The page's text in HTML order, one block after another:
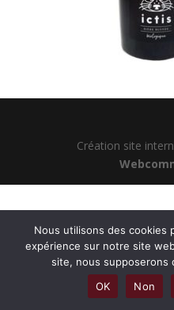
Création site
Nous utilisons des cookies
expérience sur notre site
site, nous supposerons
OK
Non